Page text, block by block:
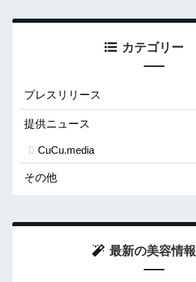
カテゴリー
プレスリリース
提供ニュース
CuCu.media
その他
最新の美容情報